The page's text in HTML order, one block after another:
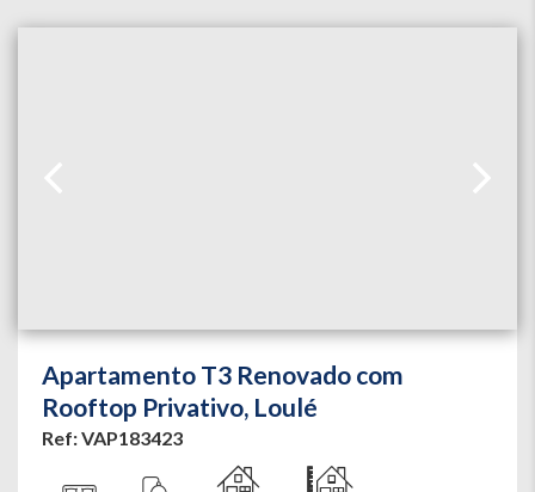
Apartamento T3 Renovado com
Rooftop Privativo, Loulé
Ref: VAP183423